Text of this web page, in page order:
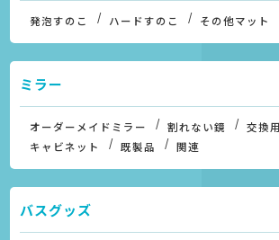
発泡すのこ ハードすのこ その他マット
ミラー
オーダーメイドミラー 割れない鏡
交換
キャビネット
既製品 関連
バスグッズ